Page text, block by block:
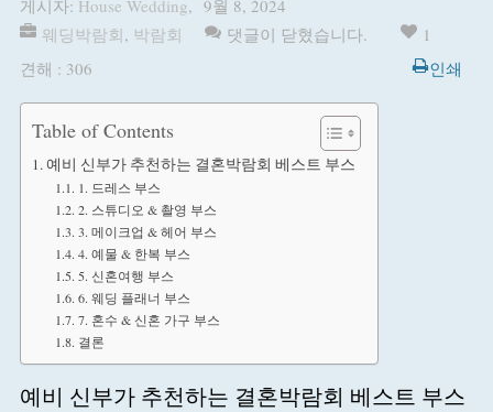
게시자: House Wedding, 9월 8, 2024
웨딩박람회, 박람회 댓글이 닫혔습니다.
1
견해 : 306
인쇄
Table of Contents
예비 신부가 추천하는 결혼박람회 베스트 부스
1. 드레스 부스
2. 스튜디오 & 촬영 부스
3. 메이크업 & 헤어 부스
4. 예물 & 한복 부스
5. 신혼여행 부스
6. 웨딩 플래너 부스
7. 혼수 & 신혼 가구 부스
결론
예비 신부가 추천하는 결혼박람회 베스트 부스